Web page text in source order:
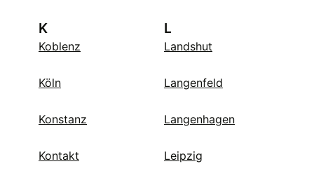
K
Koblenz
Köln
Konstanz
Kontakt
L
Landshut
Langenfeld
Langenhagen
Leipzig